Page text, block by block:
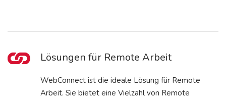
Lösungen für Remote Arbeit
WebConnect ist die ideale Lösung für Remote
Arbeit. Sie bietet eine Vielzahl von Remote